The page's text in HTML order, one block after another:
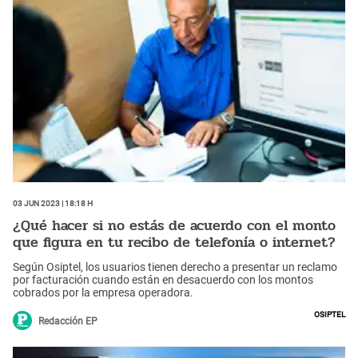
03 Jun 2023 | 18:18 h
¿Qué hacer si no estás de acuerdo con el monto
que figura en tu recibo de telefonía o internet?
Según Osiptel, los usuarios tienen derecho a presentar un reclamo
por facturación cuando están en desacuerdo con los montos
cobrados por la empresa operadora.
Redacción EP
Osiptel